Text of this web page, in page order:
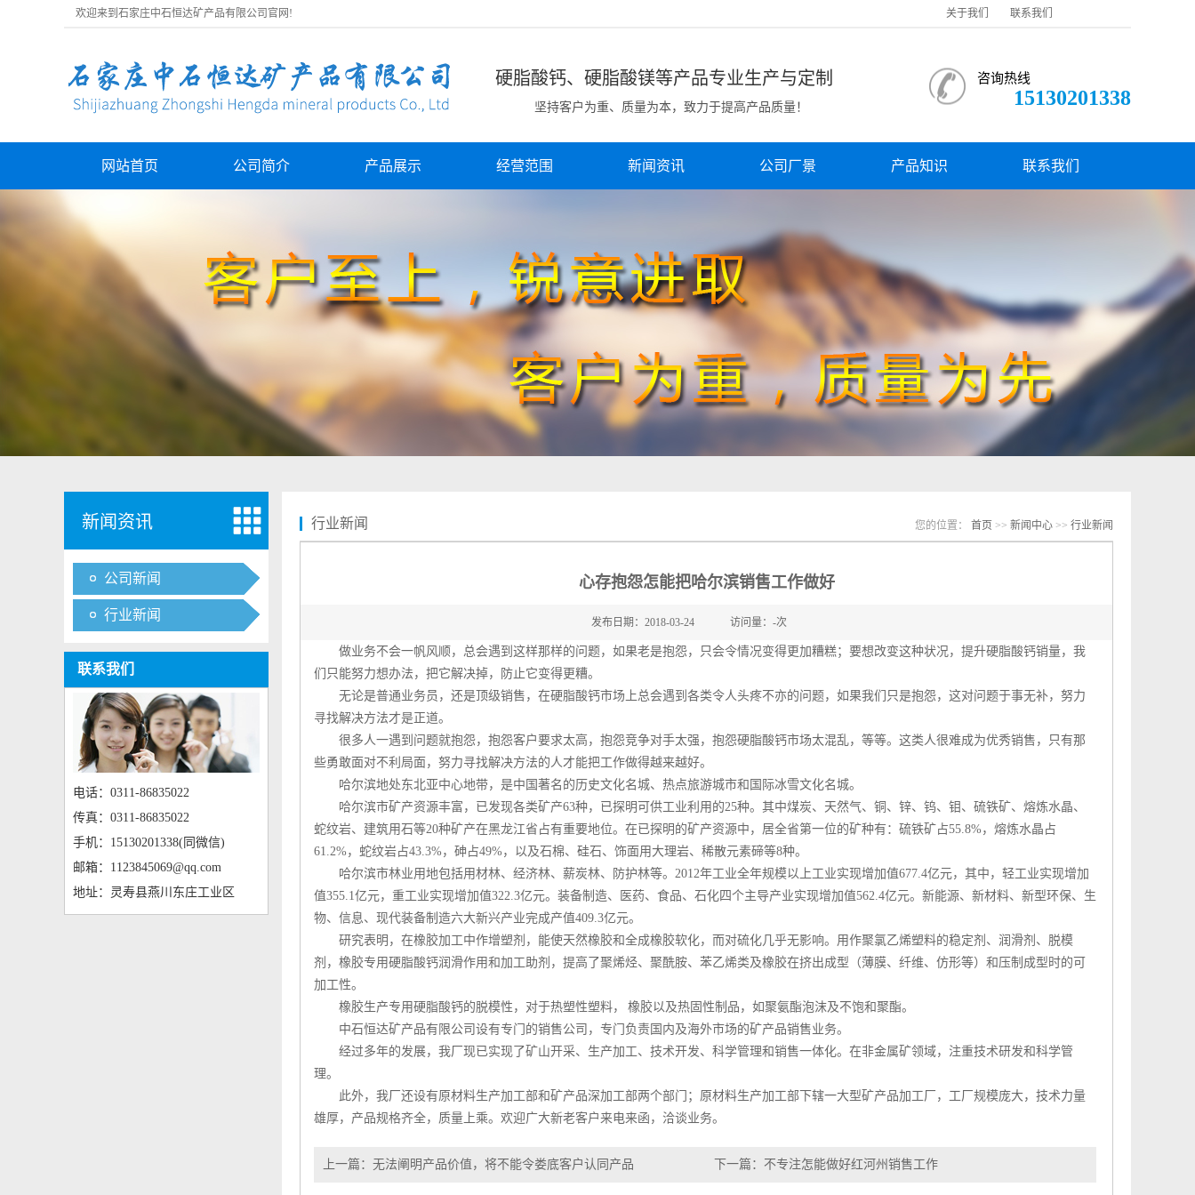
欢迎来到石家庄中石恒达矿产品有限公司官网! 关于我们 联系我们
硬脂酸钙、硬脂酸镁等产品专业生产与定制
坚持客户为重、质量为本，致力于提高产品质量！
咨询热线
15130201338
网站首页 公司简介 产品展示 经营范围 新闻资讯 公司厂景 产品知识 联系我们
新闻资讯
公司新闻
行业新闻
联系我们
电话：0311-86835022
传真：0311-86835022
手机：15130201338(同微信)
邮箱：1123845069@qq.com
地址：灵寿县燕川东庄工业区
行业新闻 您的位置： 首页 >> 新闻中心 >> 行业新闻
心存抱怨怎能把哈尔滨销售工作做好
发布日期：2018-03-24 访问量： -次
做业务不会一帆风顺，总会遇到这样那样的问题，如果老是抱怨，只会令情况变得更加糟糕；要想改变这种状况，提升硬脂酸钙销量，我
们只能努力想办法，把它解决掉，防止它变得更糟。
无论是普通业务员，还是顶级销售，在硬脂酸钙市场上总会遇到各类令人头疼不亦的问题，如果我们只是抱怨，这对问题于事无补，努力
寻找解决方法才是正道。
很多人一遇到问题就抱怨，抱怨客户要求太高，抱怨竞争对手太强，抱怨硬脂酸钙市场太混乱，等等。这类人很难成为优秀销售，只有那
些勇敢面对不利局面，努力寻找解决方法的人才能把工作做得越来越好。
哈尔滨地处东北亚中心地带，是中国著名的历史文化名城、热点旅游城市和国际冰雪文化名城。
哈尔滨市矿产资源丰富，已发现各类矿产63种，已探明可供工业利用的25种。其中煤炭、天然气、铜、锌、钨、钼、硫铁矿、熔炼水晶、
蛇纹岩、建筑用石等20种矿产在黑龙江省占有重要地位。在已探明的矿产资源中，居全省第一位的矿种有：硫铁矿占55.8%，熔炼水晶占
61.2%，蛇纹岩占43.3%，砷占49%，以及石棉、硅石、饰面用大理岩、稀散元素碲等8种。
哈尔滨市林业用地包括用材林、经济林、薪炭林、防护林等。2012年工业全年规模以上工业实现增加值677.4亿元，其中，轻工业实现增加
值355.1亿元，重工业实现增加值322.3亿元。装备制造、医药、食品、石化四个主导产业实现增加值562.4亿元。新能源、新材料、新型环保、生
物、信息、现代装备制造六大新兴产业完成产值409.3亿元。
研究表明，在橡胶加工中作增塑剂，能使天然橡胶和全成橡胶软化，而对硫化几乎无影响。用作聚氯乙烯塑料的稳定剂、润滑剂、脱模
剂，橡胶专用硬脂酸钙润滑作用和加工助剂，提高了聚烯烃、聚酰胺、苯乙烯类及橡胶在挤出成型（薄膜、纤维、仿形等）和压制成型时的可
加工性。
橡胶生产专用硬脂酸钙的脱模性，对于热塑性塑料， 橡胶以及热固性制品，如聚氨酯泡沫及不饱和聚酯。
中石恒达矿产品有限公司设有专门的销售公司，专门负责国内及海外市场的矿产品销售业务。
经过多年的发展，我厂现已实现了矿山开采、生产加工、技术开发、科学管理和销售一体化。在非金属矿领域，注重技术研发和科学管
理。
此外，我厂还设有原材料生产加工部和矿产品深加工部两个部门；原材料生产加工部下辖一大型矿产品加工厂，工厂规模庞大，技术力量
雄厚，产品规格齐全，质量上乘。欢迎广大新老客户来电来函，洽谈业务。
上一篇： 无法阐明产品价值，将不能令娄底客户认同产品 下一篇： 不专注怎能做好红河州销售工作